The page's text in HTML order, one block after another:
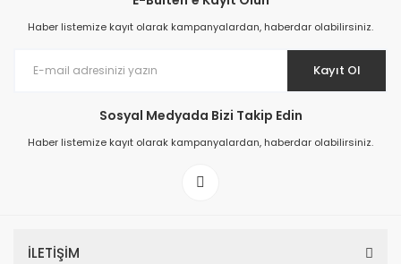
Haber listemize kayıt olarak kampanyalardan, haberdar olabilirsiniz.
Kayıt Ol
Sosyal Medyada Bizi Takip Edin
Haber listemize kayıt olarak kampanyalardan, haberdar olabilirsiniz.
İLETİŞİM